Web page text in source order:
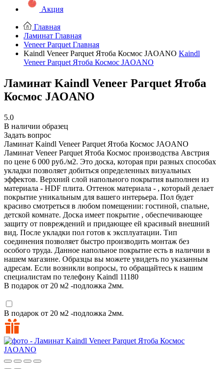
Акция
Главная
Ламинат Главная
Veneer Parquet Главная
Kaindl Veneer Parquet Ятоба Космос JAOANO Kaindl
Veneer Parquet Ятоба Космос JAOANO
Ламинат Kaindl Veneer Parquet Ятоба
Космос JAOANO
5.0
В наличии образец
Задать вопрос
Ламинат Kaindl Veneer Parquet Ятоба Космос JAOANO
Ламинат Veneer Parquet Ятоба Космос производства Австрия
по цене 6 000 руб./м2. Это доска, которая при разных способах
укладки позволяет добиться определенных визуальных
эффектов. Верхний слой напольного покрытия выполнен из
материала - HDF плита. Оттенок материала - , который делает
покрытие уникальным для вашего интерьера. Пол будет
красиво смотреться в любом помещении: гостиной, спальне,
детской комнате. Доска имеет покрытие , обеспечивающее
защиту от повреждений и придающее ей красивый внешний
вид. После укладки пол готов к эксплуатации. Тип
соединения позволяет быстро производить монтаж без
особого труда. Данное напольное покрытие есть в наличии в
нашем магазине. Образцы вы можете увидеть по указанным
адресам. Если возникли вопросы, то обращайтесь к нашим
специалистам по телефону Kaindl 11180
В подарок от 20 м2 -подложка 2мм.
В подарок от 20 м2 -подложка 2мм.